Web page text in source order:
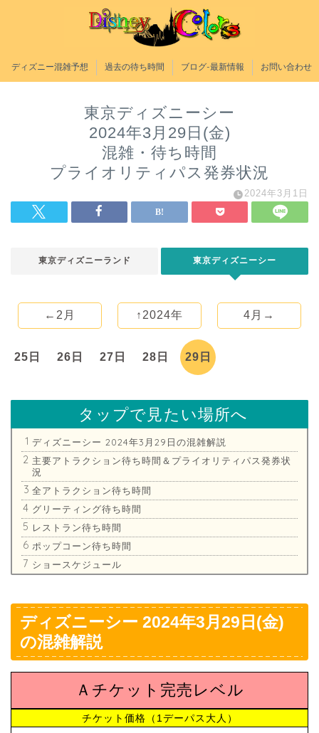
ディズニー混雑予想 過去の待ち時間 ブログ-最新情報 お問い合わせ
東京ディズニーシー
2024年3月29日(金)
混雑・待ち時間
プライオリティパス発券状況
2024年3月1日
東京ディズニーランド 東京ディズニーシー
←2月 ↑2024年 4月→
25日 26日 27日 28日 29日
タップで見たい場所へ
ディズニーシー 2024年3月29日の混雑解説
主要アトラクション待ち時間＆プライオリティパス発券状
況
全アトラクション待ち時間
グリーティング待ち時間
レストラン待ち時間
ポップコーン待ち時間
ショースケジュール
ディズニーシー 2024年3月29日(金)
の混雑解説
Ａチケット完売レベル
チケット価格（1デーパス大人）